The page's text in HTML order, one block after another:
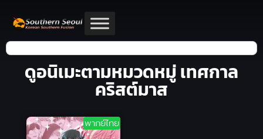
ดูอนิเมะตามหมวดหมู่ เทศกาล
คริสต์มาส
พากย์ไทย